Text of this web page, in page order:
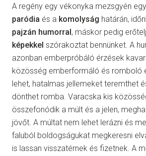
A regény egy vékonyka mezsgyén
paródia és a komolyság határán,
pajzán humorral , máskor pedig
képekkel szórakoztat bennünket. A
azonban emberpróbáló érzések
közösség emberformáló és romboló
lehet, hatalmas jellemeket teremthet
dönthet romba. Varacska kis
összefonódik a múlt és a jelen,
jövőt. A múltat nem lehet lerázni és
faluból boldogságukat megkeresni
is lassan visszatérnek és fizetnek. A